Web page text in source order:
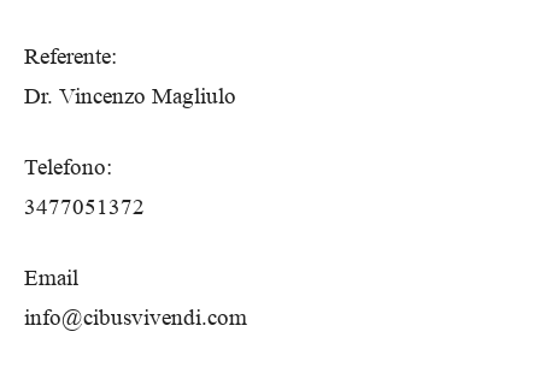
Referente:
Dr. Vincenzo Magliulo
Telefono:
3477051372
Email
info@cibusvivendi.com